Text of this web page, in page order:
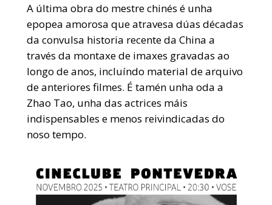
A última obra do mestre chinés é unha
epopea amorosa que atravesa dúas décadas
da convulsa historia recente da China a
través da montaxe de imaxes gravadas ao
longo de anos, incluíndo material de arquivo
de anteriores filmes. É tamén unha oda a
Zhao Tao, unha das actrices máis
indispensables e menos reivindicadas do
noso tempo.